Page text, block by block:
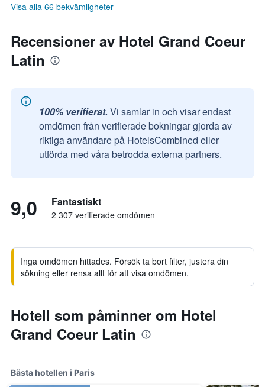
Visa alla 66 bekvämligheter
Recensioner av Hotel Grand Coeur
Latin
100% verifierat. Vi samlar in och visar endast
omdömen från verifierade bokningar gjorda av
riktiga användare på HotelsCombined eller
utförda med våra betrodda externa partners.
9,0 Fantastiskt
2 307 verifierade omdömen
Inga omdömen hittades. Försök ta bort filter, justera din
sökning eller rensa allt för att visa omdömen.
Hotell som påminner om Hotel
Grand Coeur Latin
Bästa hotellen i Paris